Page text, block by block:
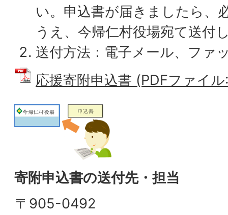
い。申込書が届きましたら、
うえ、今帰仁村役場宛て送付
送付方法：電子メール、ファ
応援寄附申込書 (PDFファイ
寄附申込書の送付先・担当
〒905-0492